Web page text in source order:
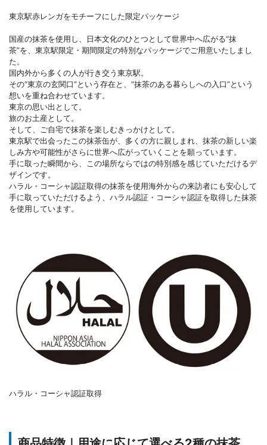
東京駅赤レンガをモチーフにした限定パッケージ
国産の抹茶を使用し、日本文化のひとつとして世界中へ広がる“抹
茶”を、東京駅限定・期間限定の特別なパッケージでご用意いたしまし
た。
国内外から多くの人が行き交う東京駅。
その“東京の玄関口”という存在と、“抹茶のある暮らしへの入口”という
想いを重ね合わせています。
東京の思い出として。
旅のお土産として。
そして、ご自宅で抹茶を楽しむきっかけとして。
東京駅で出会ったこの抹茶缶が、多くの方に親しまれ、抹茶の新しい楽
しみ方や可能性がさらに世界へ広がっていくことを願っています。
手に取った瞬間から、この場所ならではの特別感を感じていただけるデ
ザインです。
ハラル・コーシャ認証取得の抹茶を使用海外からの来訪者にも安心して
手に取っていただけるよう、ハラル認証・コーシャ認証を取得した抹茶
を使用しています。
ハラル・コーシャ認証取得